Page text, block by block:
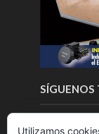
Utilizamos